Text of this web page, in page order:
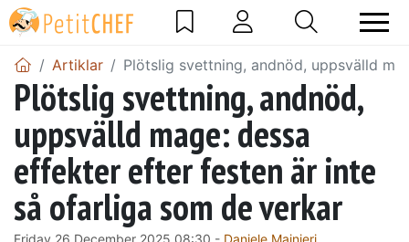
Artiklar Plötslig svettning, andnöd, uppsvälld
Plötslig svettning, andnöd,
uppsvälld mage: dessa
effekter efter festen är inte
så ofarliga som de verkar
Friday 26 December 2025 08:30 - Daniele Mainieri